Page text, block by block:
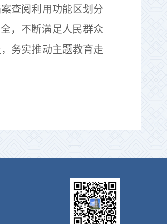
查阅利用功能区划分
，不断满足人民群众
务实推动主题教育走